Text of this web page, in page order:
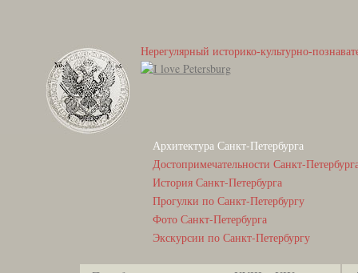
Нерегулярный историко-культурно-
Архитектура Санкт-Петербурга
Достопримечательности Санкт-
История Санкт-Петербурга
Прогулки по Санкт-Петербургу
Фото Санкт-Петербурга
Экскурсии по Санкт-Петербургу